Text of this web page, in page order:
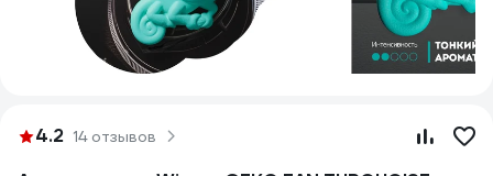
4.2 14 отзывов